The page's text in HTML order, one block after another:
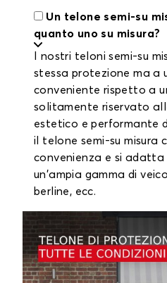
Un telone semi-su
quanto uno su misura?
I nostri teloni semi-su
stessa protezione ma a
conveniente rispetto a
solitamente riservato
estetico e performante
il telone semi-su misura
convenienza e si adatta
un'ampia gamma di
berline, ecc.